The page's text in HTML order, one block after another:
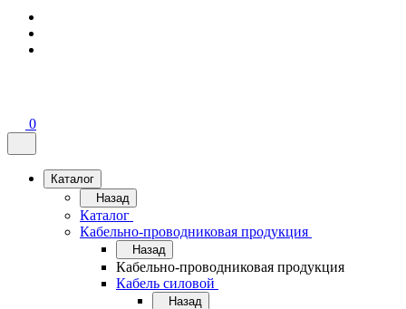
0
Каталог
Назад
Каталог
Кабельно-проводниковая продукция
Назад
Кабельно-проводниковая продукция
Кабель силовой
Назад